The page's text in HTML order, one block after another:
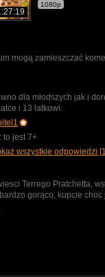
1080p
mogą zamieszczać
dla młodszych jak i
i 13 latkowi.
to jest 7+
wszystkie odpowiedzi
Terrego Pratchetta,
gorąco, kupcie